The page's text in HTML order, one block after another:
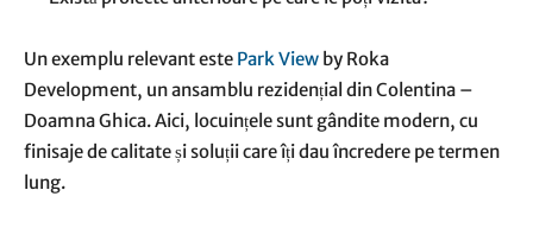
Un exemplu relevant este Park View by Roka
Development, un ansamblu rezidențial din Colentina –
Doamna Ghica. Aici, locuințele sunt gândite modern, cu
finisaje de calitate și soluții care îți dau încredere pe termen
lung.